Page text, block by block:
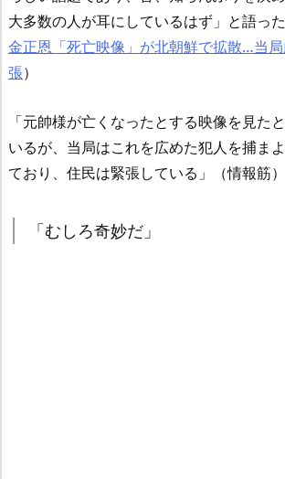
大多数の人が耳にしているはず」と語った
金正恩「死亡映像」が北朝鮮で拡散…当
張）
「元帥様が亡くなったとする映像を見た
いるが、当局はこれを広めた犯人を捕ま
ており、住民は緊張している」（情報筋）
「むしろ奇妙だ」